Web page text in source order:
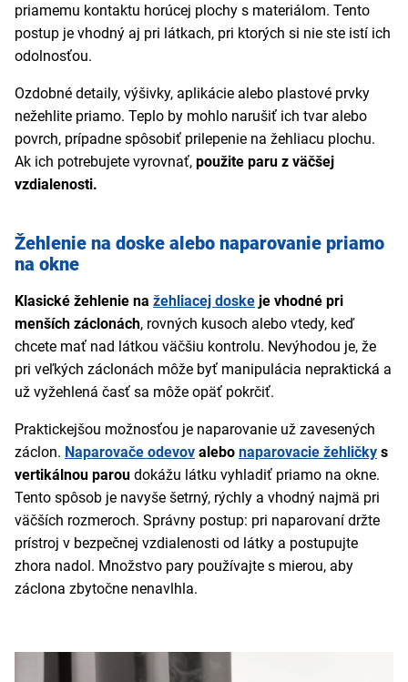
priamemu kontaktu horúcej plochy s materiálom. Tento
postup je vhodný aj pri látkach, pri ktorých si nie ste istí ich
odolnosťou.
Ozdobné detaily, výšivky, aplikácie alebo plastové prvky
nežehlite priamo. Teplo by mohlo narušiť ich tvar alebo
povrch, prípadne spôsobiť prilepenie na žehliacu plochu.
Ak ich potrebujete vyrovnať, použite paru z väčšej
vzdialenosti.
Žehlenie na doske alebo naparovanie priamo
na okne
Klasické žehlenie na žehliacej doske je vhodné pri
menších záclonách, rovných kusoch alebo vtedy, keď
chcete mať nad látkou väčšiu kontrolu. Nevýhodou je, že
pri veľkých záclonách môže byť manipulácia nepraktická a
už vyžehlená časť sa môže opäť pokrčiť.
Praktickejšou možnosťou je naparovanie už zavesených
záclon. Naparovače odevov alebo naparovacie žehličky s
vertikálnou parou dokážu látku vyhladiť priamo na okne.
Tento spôsob je navyše šetrný, rýchly a vhodný najmä pri
väčších rozmeroch. Správny postup: pri naparovaní držte
prístroj v bezpečnej vzdialenosti od látky a postupujte
zhora nadol. Množstvo pary používajte s mierou, aby
záclona zbytočne nenavlhla.